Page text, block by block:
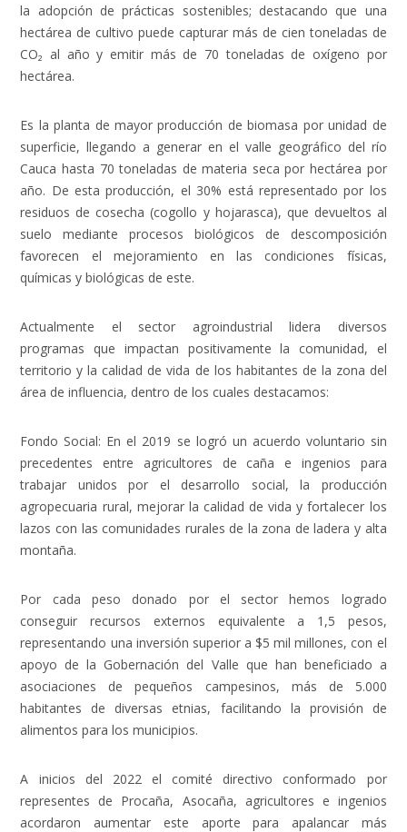
la adopción de prácticas sostenibles; destacando que una
hectárea de cultivo puede capturar más de cien toneladas de
CO₂ al año y emitir más de 70 toneladas de oxígeno por
hectárea.
Es la planta de mayor producción de biomasa por unidad de
superficie, llegando a generar en el valle geográfico del río
Cauca hasta 70 toneladas de materia seca por hectárea por
año. De esta producción, el 30% está representado por los
residuos de cosecha (cogollo y hojarasca), que devueltos al
suelo mediante procesos biológicos de descomposición
favorecen el mejoramiento en las condiciones físicas,
químicas y biológicas de este.
Actualmente el sector agroindustrial lidera diversos
programas que impactan positivamente la comunidad, el
territorio y la calidad de vida de los habitantes de la zona del
área de influencia, dentro de los cuales destacamos:
Fondo Social: En el 2019 se logró un acuerdo voluntario sin
precedentes entre agricultores de caña e ingenios para
trabajar unidos por el desarrollo social, la producción
agropecuaria rural, mejorar la calidad de vida y fortalecer los
lazos con las comunidades rurales de la zona de ladera y alta
montaña.
Por cada peso donado por el sector hemos logrado
conseguir recursos externos equivalente a 1,5 pesos,
representando una inversión superior a $5 mil millones, con el
apoyo de la Gobernación del Valle que han beneficiado a
asociaciones de pequeños campesinos, más de 5.000
habitantes de diversas etnias, facilitando la provisión de
alimentos para los municipios.
A inicios del 2022 el comité directivo conformado por
representes de Procaña, Asocaña, agricultores e ingenios
acordaron aumentar este aporte para apalancar más